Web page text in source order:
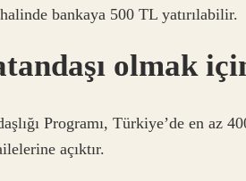
bankaya 500 TL yatırılabilir.
olmak
Programı, Türkiye’de en az
açıktır.